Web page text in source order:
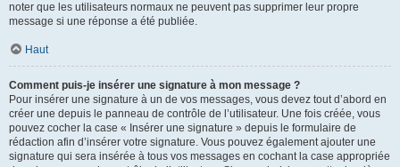
noter que les utilisateurs normaux ne peuvent pas supprimer leur propre
message si une réponse a été publiée.
Haut
Comment puis-je insérer une signature à mon message ?
Pour insérer une signature à un de vos messages, vous devez tout d’abord en
créer une depuis le panneau de contrôle de l’utilisateur. Une fois créée, vous
pouvez cocher la case « Insérer une signature » depuis le formulaire de
rédaction afin d’insérer votre signature. Vous pouvez également ajouter une
signature qui sera insérée à tous vos messages en cochant la case appropriée